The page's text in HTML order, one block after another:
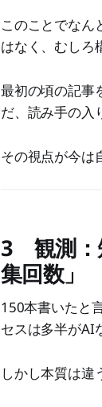
このことでなん
はなく、むしろ
最初の頃の記事
だ、読み手の入
その視点が今は
3 観測：
集回数」
150本書いたと
セスは多半がAI
しかし本質は違